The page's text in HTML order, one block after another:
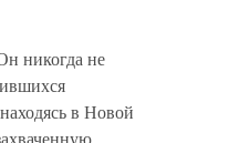
никогда не
в Новой